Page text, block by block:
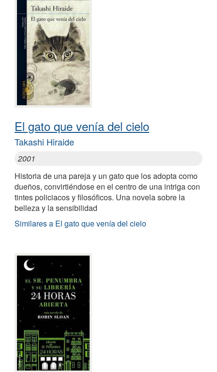
El gato que venía del cielo
Takashi Hiraide
2001
Historia de una pareja y un gato que los adopta como
dueños, convirtiéndose en el centro de una intriga con
tintes policiacos y filosóficos. Una novela sobre la
belleza y la sensibilidad
Similares a El gato que venía del cielo